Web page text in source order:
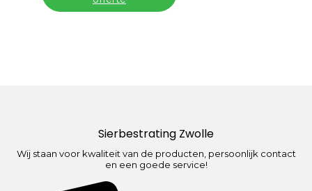
Sierbestrating Zwolle
Wij staan voor kwaliteit van de producten, persoonlijk contact
en een goede service!